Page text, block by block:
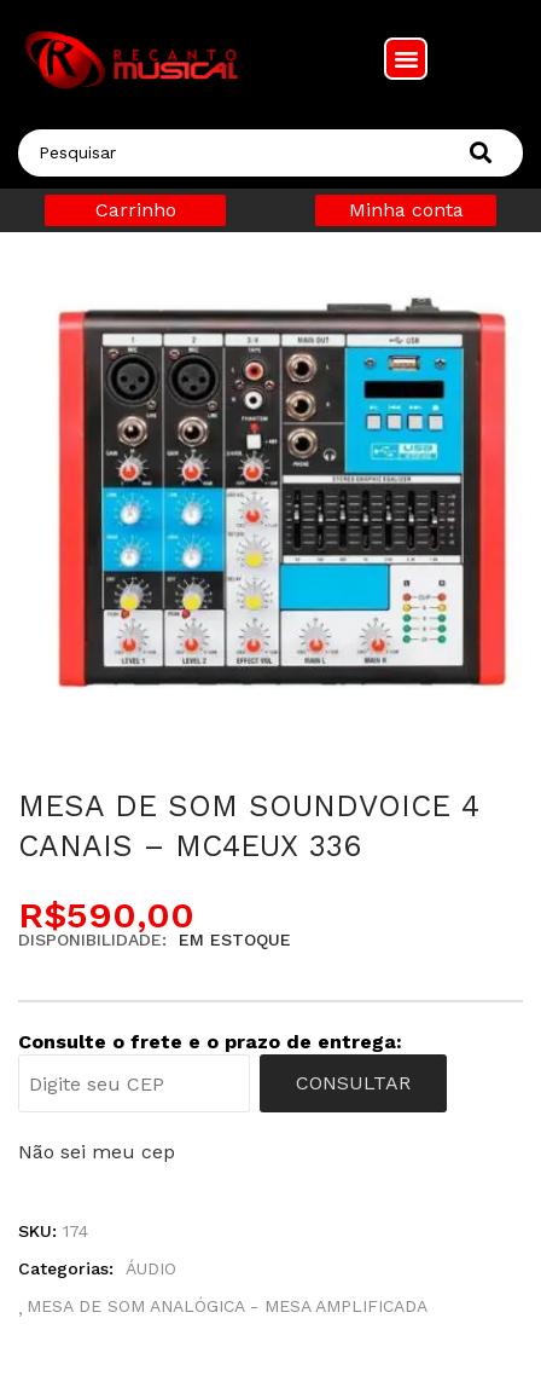
Carrinho Minha conta
MESA DE SOM SOUNDVOICE 4
CANAIS – MC4EUX 336
R$590,00
DISPONIBILIDADE: EM ESTOQUE
Consulte o frete e o prazo de entrega:
CONSULTAR
Não sei meu cep
SKU: 174
Categorias:
ÁUDIO
MESA DE SOM ANALÓGICA - MESA AMPLIFICADA